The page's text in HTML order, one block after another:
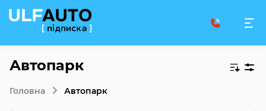
Автопарк
Головна Автопарк